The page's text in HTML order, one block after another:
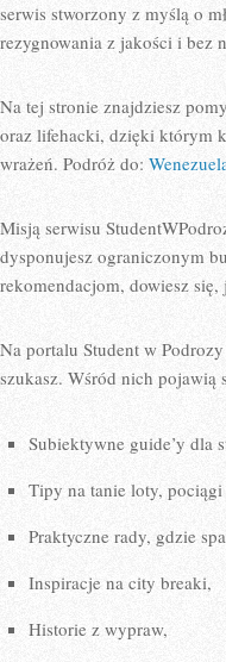
serwis stworzony z myślą o
rezygnowania z jakości i bez
Na tej stronie znajdziesz
oraz lifehacki, dzięki którym
wrażeń. Podróż do:
Misją serwisu
dysponujesz ograniczonym
rekomendacjom, dowiesz
Na portalu Student w
szukasz. Wśród nich pojawią
Subiektywne guide’y dla
Tipy na tanie loty, pociągi
Praktyczne rady, gdzie
Inspiracje na city breaki,
Historie z wypraw,